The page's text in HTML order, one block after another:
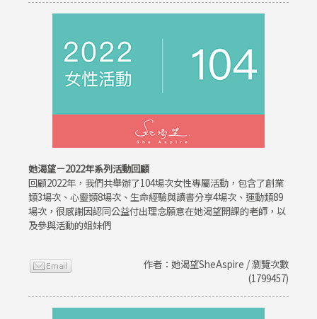
她渴望－2022年系列活動回顧
回顧2022年，我們共舉辦了104場次女性專屬活動，包含了創業
類3場次、心靈類8場次、生命經驗與讀書分享4場次、運動類89
場次，很感謝因認同公益付出理念願意在她渴望開課的老師，以
及參與活動的姐妹們
作者：她渴望SheAspire / 瀏覽次數
(1799457)